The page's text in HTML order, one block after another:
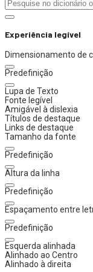
Experiência legível
Dimensionamento de
Predefinição
Lupa de Texto
Fonte legível
Amigável à dislexia
Títulos de destaque
Links de destaque
Tamanho da fonte
Predefinição
Altura da linha
Predefinição
Espaçamento entre
Predefinição
Esquerda alinhada
Alinhado ao Centro
Alinhado à direita